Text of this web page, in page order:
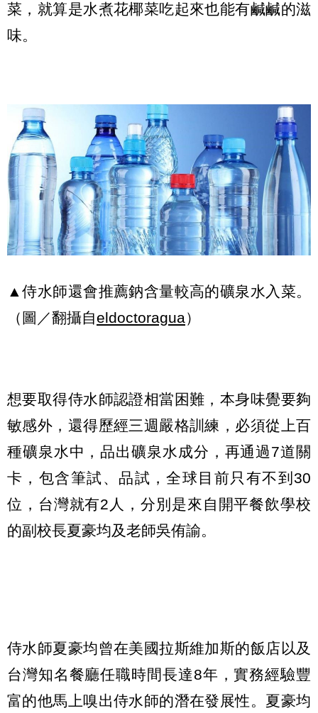
菜，就算是水煮花椰菜吃起來也能有鹹鹹的滋
味。
▲侍水師還會推薦鈉含量較高的礦泉水入菜。
（圖／翻攝自eldoctoragua ）
想要取得侍水師認證相當困難，本身味覺要夠
敏感外，還得歷經三週嚴格訓練，必須從上百
種礦泉水中，品出礦泉水成分，再通過7道關
卡，包含筆試、品試，全球目前只有不到30
位，台灣就有2人，分別是來自開平餐飲學校
的副校長夏豪均及老師吳侑諭。
侍水師夏豪均曾在美國拉斯維加斯的飯店以及
台灣知名餐廳任職時間長達8年，實務經驗豐
富的他馬上嗅出侍水師的潛在發展性。夏豪均